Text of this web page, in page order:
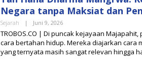
K
S
Negara tanpa Maksiat dan
Sejarah | Juni 9, 2026
E
H
T
TROBOS.CO | Di puncak kejayaan
cara bertahan hidup. Mereka diajarkan cara
yang ternyata masih sangat relevan hingga